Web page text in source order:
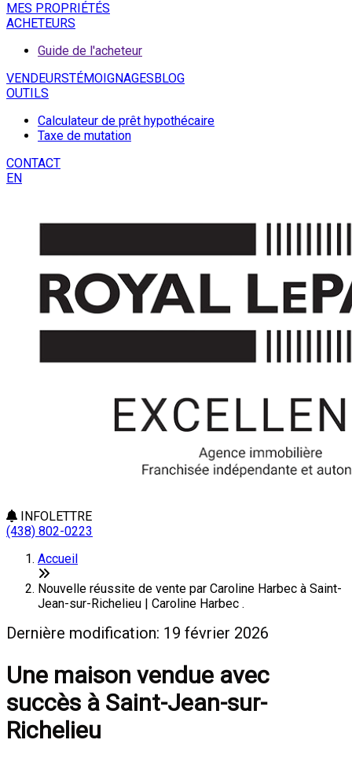
MES PROPRIÉTÉS
ACHETEURS
Guide de l'acheteur
VENDEURSTÉMOIGNAGESBLOG
OUTILS
Calculateur de prêt hypothécaire
Taxe de mutation
CONTACT
EN
INFOLETTRE
(438) 802-0223
Accueil
Nouvelle réussite de vente par Caroline Harbec à Saint-
Jean-sur-Richelieu | Caroline Harbec .
Dernière modification: 19 février 2026
Une maison vendue avec
succès à Saint-Jean-sur-
Richelieu